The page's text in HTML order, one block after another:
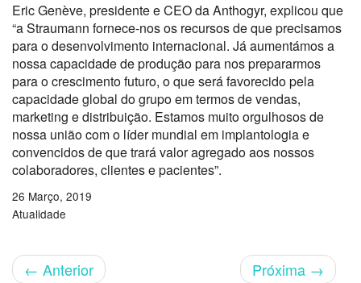
Eric Genève, presidente e CEO da Anthogyr, explicou que
“a Straumann fornece-nos os recursos de que precisamos
para o desenvolvimento internacional. Já aumentámos a
nossa capacidade de produção para nos prepararmos
para o crescimento futuro, o que será favorecido pela
capacidade global do grupo em termos de vendas,
marketing e distribuição. Estamos muito orgulhosos de
nossa união com o líder mundial em implantologia e
convencidos de que trará valor agregado aos nossos
colaboradores, clientes e pacientes”.
26 Março, 2019
Atualidade
← Anterior Próxima →